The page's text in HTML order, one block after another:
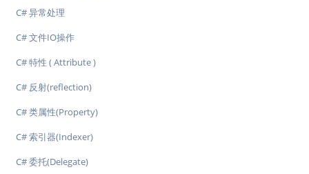
C# 异常处理
C# 文件IO操作
C# 特性 ( Attribute )
C# 反射(reflection)
C# 类属性(Property)
C# 索引器(Indexer)
C# 委托(Delegate)